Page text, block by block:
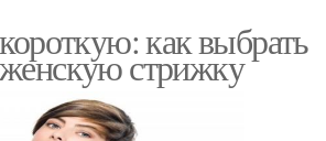
как выбрать
стрижку